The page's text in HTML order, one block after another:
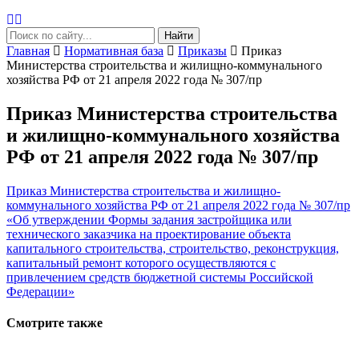
Найти
Главная Нормативная база Приказы
Приказ
Министерства строительства и жилищно-коммунального
хозяйства РФ от 21 апреля 2022 года № 307/пр
Приказ Министерства строительства
и жилищно-коммунального хозяйства
РФ от 21 апреля 2022 года № 307/пр
Приказ Министерства строительства и жилищно-
коммунального хозяйства РФ от 21 апреля 2022 года № 307/пр
«Об утверждении Формы задания застройщика или
технического заказчика на проектирование объекта
капитального строительства, строительство, реконструкция,
капитальный ремонт которого осуществляются с
привлечением средств бюджетной системы Российской
Федерации»
Смотрите также